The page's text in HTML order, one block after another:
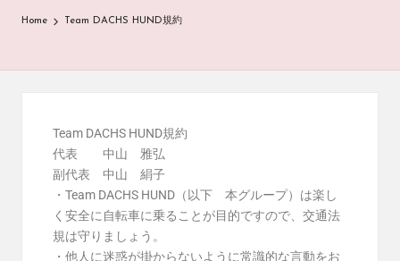
Home Team DACHS HUND規約
Team DACHS HUND規約
代表 中山 雅弘
副代表 中山 絹子
・Team DACHS HUND（以下 本グループ）は楽し
く安全に自転車に乗ることが目的ですので、交通法
規は守りましょう。
・他人に迷惑が掛からないように常識的な言動をお